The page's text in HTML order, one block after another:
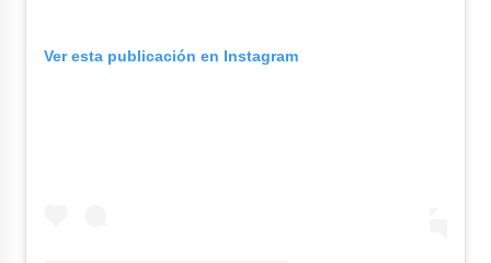
Ver esta publicación en Instagram